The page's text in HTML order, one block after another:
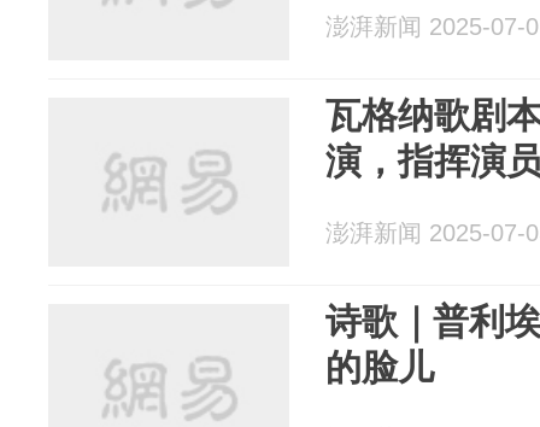
澎湃新闻 2025-07-
瓦格纳歌剧
演，指挥演
澎湃新闻 2025-07-
诗歌｜普利
的脸儿